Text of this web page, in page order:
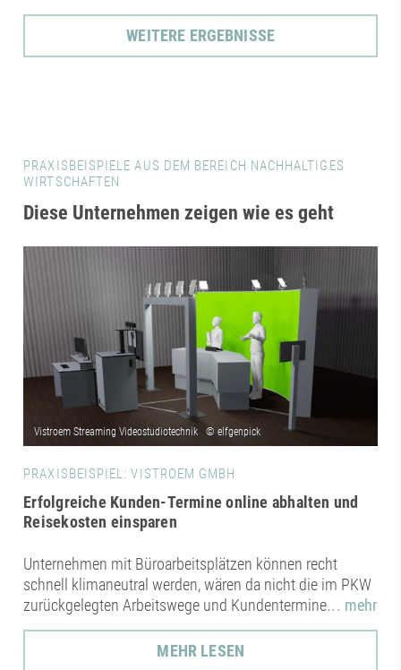
WEITERE ERGEBNISSE
PRAXISBEISPIELE AUS DEM BEREICH NACHHALTIGES
WIRTSCHAFTEN
Diese Unternehmen zeigen wie es geht
PRAXISBEISPIEL: VISTROEM GMBH
Erfolgreiche Kunden-Termine online abhalten und
Reisekosten einsparen
Unternehmen mit Büroarbeitsplätzen können recht
schnell klimaneutral werden, wären da nicht die im PKW
zurückgelegten Arbeitswege und Kundentermine... mehr
MEHR LESEN